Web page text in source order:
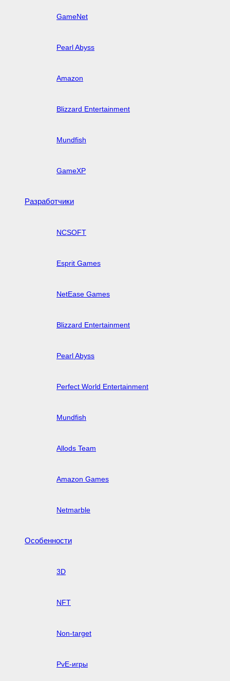
GameNet
Pearl Abyss
Amazon
Blizzard Entertainment
Mundfish
GameXP
Разработчики
NCSOFT
Esprit Games
NetEase Games
Blizzard Entertainment
Pearl Abyss
Perfect World Entertainment
Mundfish
Allods Team
Amazon Games
Netmarble
Особенности
3D
NFT
Non-target
PvE-игры